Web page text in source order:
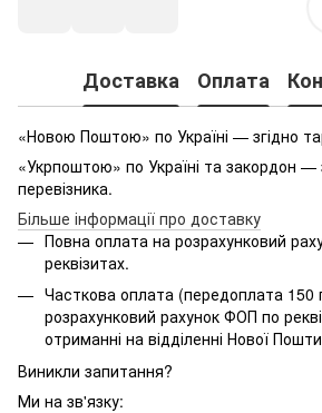
Доставка Оплата
«Новою Поштою» по Україні — згідно
«Укрпоштою» по Україні та закордон —
перевізника.
Більше інформації про доставку
Повна оплата на розрахунковий
реквізитах.
Часткова оплата (передоплата 150
розрахунковий рахунок ФОП по
отриманні на відділенні Нової
Виникли запитання?
Ми на зв'язку: